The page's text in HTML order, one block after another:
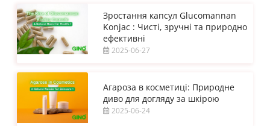
Зростання капсул Glucomannan
Konjac : Чисті, зручні та природно
ефективні
2025-06-27
Агароза в косметиці: Природне
диво для догляду за шкірою
2025-06-24